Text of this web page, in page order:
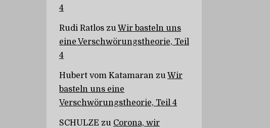
4
Rudi Ratlos zuWir basteln uns
eine Verschwörungstheorie, Teil
4
Hubert vom Katamaran zuWir
basteln uns eine
Verschwörungstheorie, Teil 4
SCHULZE zu Corona, wir